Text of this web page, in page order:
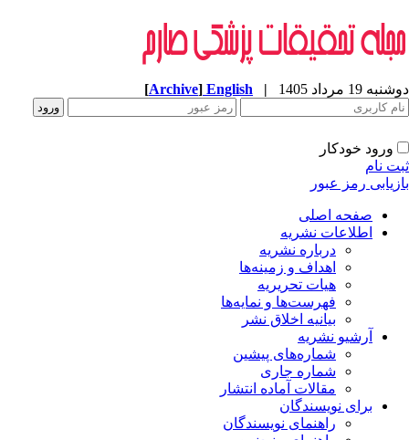
19 مرداد 1405 |
English
[Archive]
ورود خودکار
نام
رمز عبور
صفحه اصلی
اطلاعات نشریه
درباره نشریه
اهداف و زمینه‌ها
هیات تحریریه
فهرست‌ها و نمایه‌ها
بیانیه اخلاق نشر
آرشیو نشریه
شماره‌های پیشین
شماره جاری
مقالات آماده انتشار
برای نویسندگان
راهنمای نویسندگان